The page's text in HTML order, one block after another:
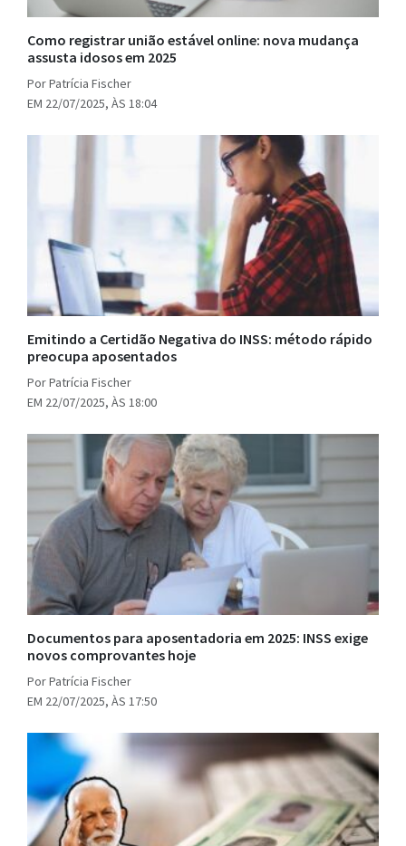
Como registrar união estável online: nova mudança
assusta idosos em 2025
Por Patrícia Fischer
EM 22/07/2025, ÀS 18:04
Emitindo a Certidão Negativa do INSS: método rápido
preocupa aposentados
Por Patrícia Fischer
EM 22/07/2025, ÀS 18:00
Documentos para aposentadoria em 2025: INSS exige
novos comprovantes hoje
Por Patrícia Fischer
EM 22/07/2025, ÀS 17:50